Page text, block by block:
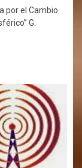
por el Cambio
G.